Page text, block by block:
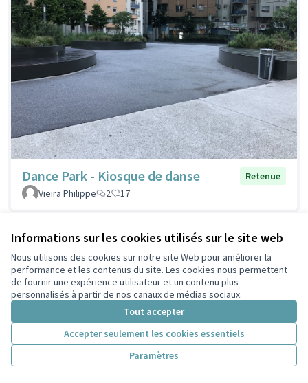
Informations sur les cookies utilisés sur le site web
Nous utilisons des cookies sur notre site Web pour améliorer la
performance et les contenus du site. Les cookies nous permettent
de fournir une expérience utilisateur et un contenu plus
personnalisés à partir de nos canaux de médias sociaux.
Tout accepter
Accepter seulement les cookies essentiels
Paramètres
Dance Park - Kiosque de danse
Retenue
Vieira Philippe
2 17